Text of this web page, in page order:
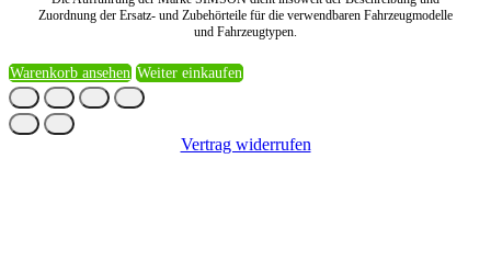
Zuordnung der Ersatz- und Zubehörteile für die verwendbaren Fahrzeugmodelle
und Fahrzeugtypen.
Warenkorb ansehen Weiter einkaufen
Vertrag widerrufen